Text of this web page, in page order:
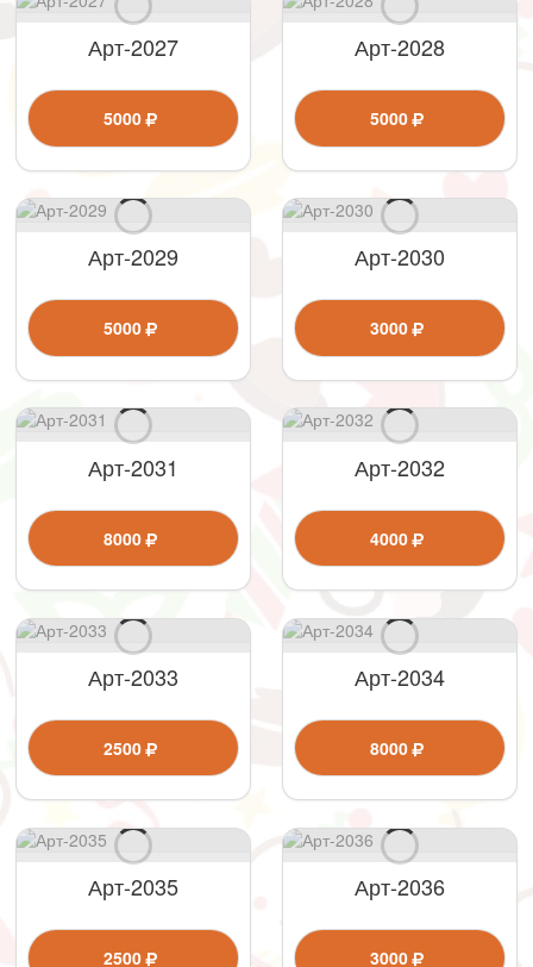
Арт-2027
5000
Арт-2028
5000
Арт-2029
5000
Арт-2030
3000
Арт-2031
8000
Арт-2032
4000
Арт-2033
2500
Арт-2034
8000
Арт-2035
2500
Арт-2036
3000